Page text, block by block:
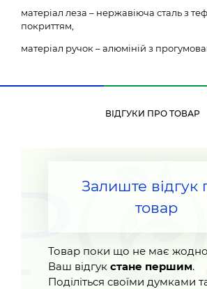
матеріал леза – нержавіюча сталь з
покриттям,
матеріал ручок – алюміній з
ВІДГУКИ ПРО ТОВАР
Залиште відгук
товар
Товар поки що не має
Ваш відгук стане першим.
Поділіться своїми думками